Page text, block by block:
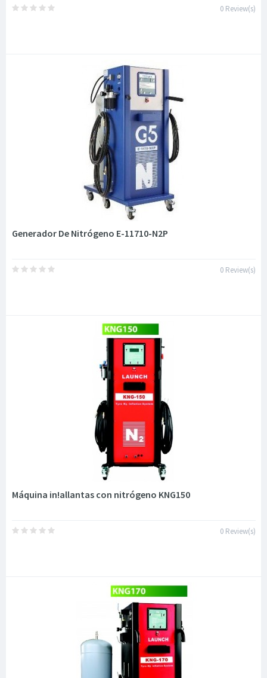
0 Review(s)
Generador De Nitrógeno E-11710-N2P
0 Review(s)
Máquina in!allantas con nitrógeno KNG150
0 Review(s)